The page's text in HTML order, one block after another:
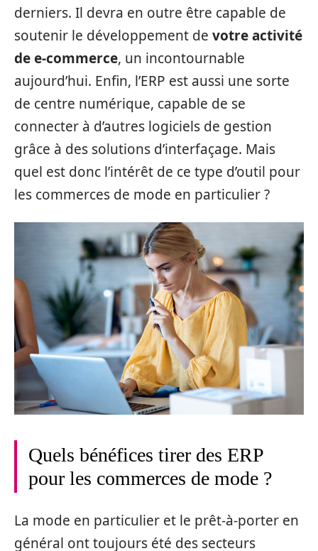
derniers. Il devra en outre être capable de
soutenir le développement de votre activité
de e-commerce, un incontournable
aujourd’hui. Enfin, l’ERP est aussi une sorte
de centre numérique, capable de se
connecter à d’autres logiciels de gestion
grâce à des solutions d’interfaçage. Mais
quel est donc l’intérêt de ce type d’outil pour
les commerces de mode en particulier ?
Quels bénéfices tirer des ERP
pour les commerces de mode ?
La mode en particulier et le prêt-à-porter en
général ont toujours été des secteurs